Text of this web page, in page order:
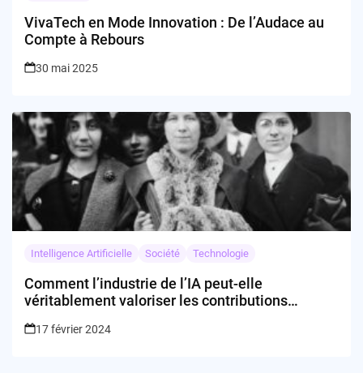
VivaTech en Mode Innovation : De l’Audace au
Compte à Rebours
30 mai 2025
Intelligence Artificielle Société Technologie
Comment l’industrie de l’IA peut-elle
véritablement valoriser les contributions
17 février 2024